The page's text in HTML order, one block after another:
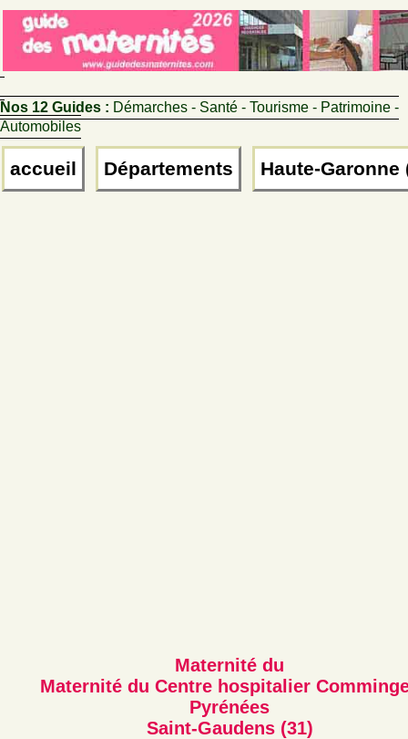
Nos 12 Guides : Démarches - Santé - Tourisme - Patrimoine -
Automobiles
accueil Départements Haute-Garonne
Maternité du
Maternité du Centre hospitalier
Pyrénées
Saint-Gaudens (31)